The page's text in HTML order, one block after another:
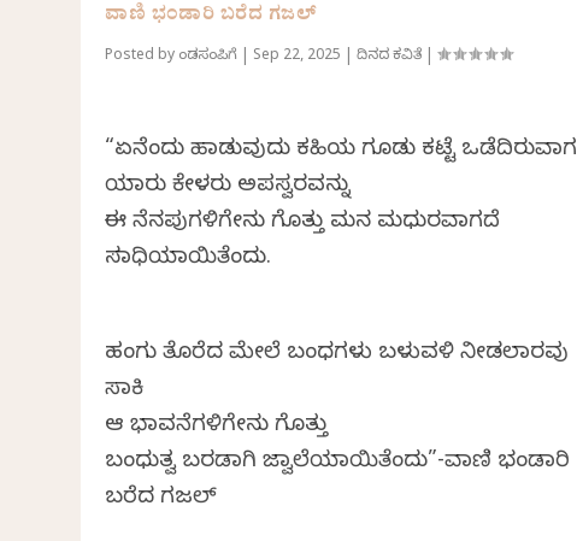
ವಾಣಿ ಭಂಡಾರಿ ಬರೆದ ಗಜಲ್
Posted by ಕೆಂಡಸಂಪಿಗೆ Sep 22, 2025 |ದಿನದ ಕವಿತೆ |
“ಏನೆಂದು ಹಾಡುವುದು ಕಹಿಯ ಗೂಡು ಕಟ್ಟೆ ಒಡೆದಿರುವಾಗ
ಯಾರು ಕೇಳರು ಅಪಸ್ವರವನ್ನು
ಈ ನೆನಪುಗಳಿಗೇನು ಗೊತ್ತು ಮನ ಮಧುರವಾಗದೆ
ಸಮಾಧಿಯಾಯಿತೆಂದು.
ಹಂಗು ತೊರೆದ ಮೇಲೆ ಬಂಧಗಳು ಬಳುವಳಿ ನೀಡಲಾರವು
ಸಾಕಿ
ಆ ಭಾವನೆಗಳಿಗೇನು ಗೊತ್ತು
ಬಂಧುತ್ವ ಬರಡಾಗಿ ಜ್ವಾಲೆಯಾಯಿತೆಂದು”-ವಾಣಿ ಭಂಡಾರಿ
ಬರೆದ ಗಜಲ್